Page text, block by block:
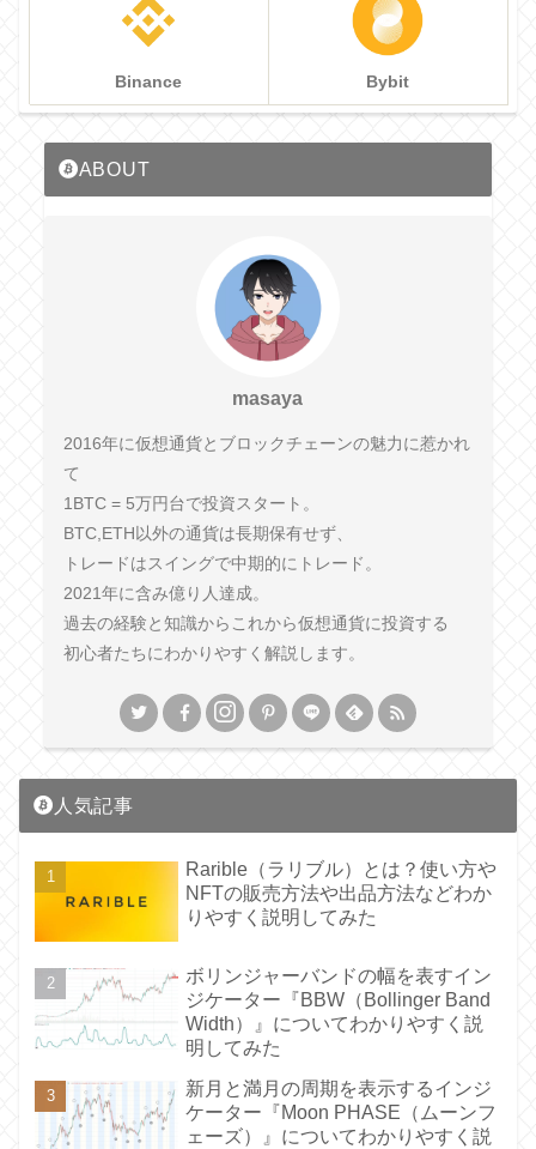
Binance Bybit
ABOUT
masaya
2016年に仮想通貨とブロックチェーンの魅力に惹かれ
て
1BTC = 5万円台で投資スタート。
BTC,ETH以外の通貨は長期保有せず、
トレードはスイングで中期的にトレード。
2021年に含み億り人達成。
過去の経験と知識からこれから仮想通貨に投資する
初心者たちにわかりやすく解説します。
人気記事
Rarible（ラリブル）とは？使い方や
NFTの販売方法や出品方法などわか
りやすく説明してみた
ボリンジャーバンドの幅を表すイン
ジケーター『BBW（Bollinger Band
Width）』についてわかりやすく説
明してみた
新月と満月の周期を表示するインジ
ケーター『Moon PHASE（ムーンフ
ェーズ）』についてわかりやすく説